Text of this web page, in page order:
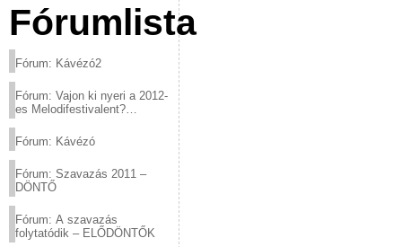
Fórumlista
Fórum: Kávézó2
Fórum: Vajon ki nyeri a 2012-
es Melodifestivalent?
Fórum: Kávézó
Fórum: Szavazás 2011 –
DÖNTŐ
Fórum: A szavazás
folytatódik – ELŐDÖNTŐK